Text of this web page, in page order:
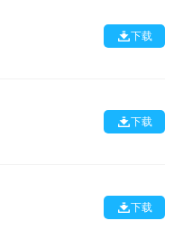
下载
下载
下载